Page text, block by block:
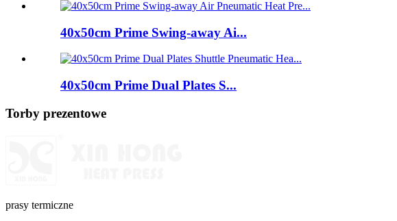
40x50cm Prime Swing-away Ai...
40x50cm Prime Dual Plates S...
Torby prezentowe
prasy termiczne